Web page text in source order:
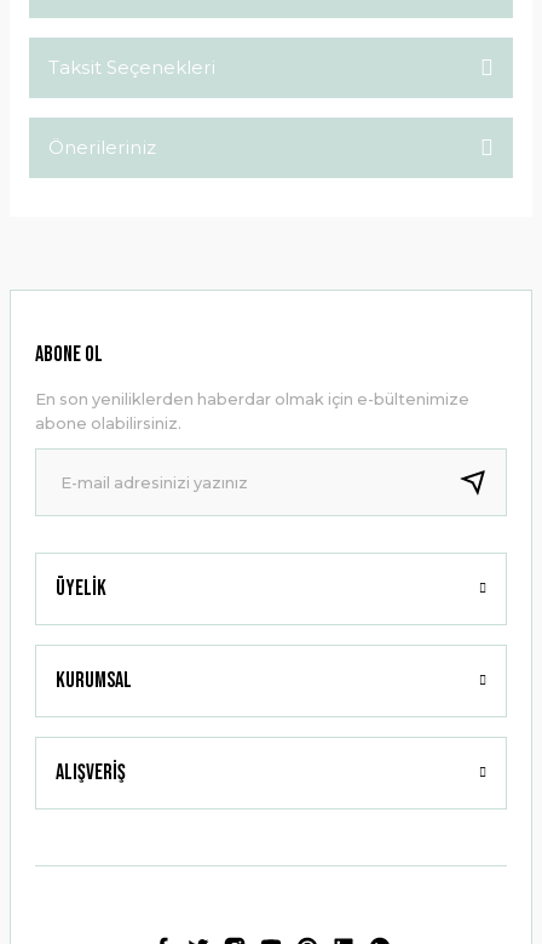
Taksit Seçenekleri
Önerileriniz
Ürün resmi kalitesiz, bozuk veya görüntülenemiyor.
Ürün bilgilerinde hatalar bulunuyor.
Ürün fiyatı diğer sitelerden daha pahalı.
Bu ürüne benzer farklı alternatifler olmalı.
Gönder
Üyelik
Kurumsal
Alışveriş
ABONE OL
En son yeniliklerden haberdar olmak için e-bültenimize
abone olabilirsiniz.